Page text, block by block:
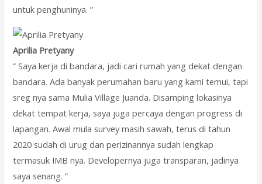
untuk penghuninya. ”
Aprilia Pretyany
“ Saya kerja di bandara, jadi cari rumah yang dekat dengan
bandara. Ada banyak perumahan baru yang kami temui, tapi
sreg nya sama Mulia Village Juanda. Disamping lokasinya
dekat tempat kerja, saya juga percaya dengan progress di
lapangan. Awal mula survey masih sawah, terus di tahun
2020 sudah di urug dan perizinannya sudah lengkap
termasuk IMB nya. Developernya juga transparan, jadinya
saya senang. ”